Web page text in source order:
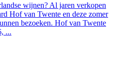
wijnen? Al jaren verkopen
Hof van Twente en deze zomer
bezoeken. Hof van Twente
...